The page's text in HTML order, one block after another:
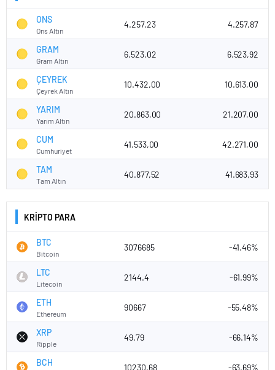
ONS
Ons Altın
4.257,23 4.257,87
GRAM
Gram Altın
6.523,02 6.523,92
ÇEYREK
Çeyrek Altın
10.432,00 10.613,00
YARIM
Yarım Altın
20.863,00 21.207,00
CUM
Cumhuriyet
41.533,00 42.271,00
TAM
Tam Altın
40.877,52 41.683,93
KRİPTO PARA
BTC
Bitcoin
3076685 -41.46%
LTC
Litecoin
2144.4 -61.99%
ETH
Ethereum
90667 -55.48%
XRP
Ripple
49.79 -66.14%
BCH 10230.68 -63.69%